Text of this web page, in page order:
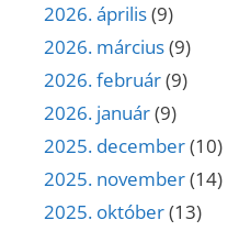
2026. április(9)
2026. március(9)
2026. február(9)
2026. január(9)
2025. december(10)
2025. november(14)
2025. október(13)